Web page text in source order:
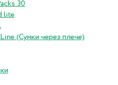
30
lite
(Сумки через плече)